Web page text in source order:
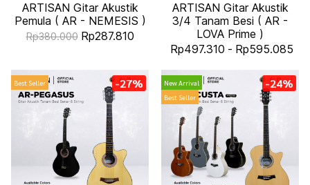
ARTISAN Gitar Akustik
Pemula ( AR - NEMESIS )
Rp380.000 Rp287.810
ARTISAN Gitar Akustik
3/4 Tanam Besi ( AR -
LOVA Prime )
Rp497.310 - Rp595.085
Best Seller -27%
New Arrival
Best Seller
-24%